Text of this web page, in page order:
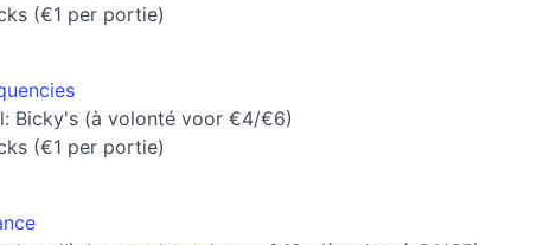
(€1 per portie)
Bicky's (à volonté voor €4/€6)
(€1 per portie)